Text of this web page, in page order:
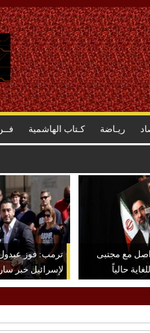
ريـاضة كـتاب الهاشمية
حالياً
مع مجتبى
حالياً
ترمب: فوز عبدول
لإسرائيل خبر